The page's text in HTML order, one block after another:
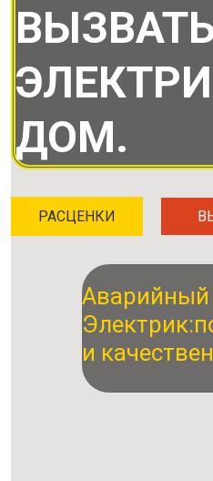
ДОМ.
РАСЦЕНКИ
Аварийный
Электрик:
и